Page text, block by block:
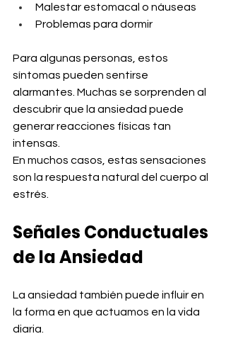
Malestar estomacal o náuseas
Problemas para dormir
Para algunas personas, estos
síntomas pueden sentirse
alarmantes. Muchas se sorprenden al
descubrir que la ansiedad puede
generar reacciones físicas tan
intensas.
En muchos casos, estas sensaciones
son la respuesta natural del cuerpo al
estrés.
Señales Conductuales
de la Ansiedad
La ansiedad también puede influir en
la forma en que actuamos en la vida
diaria.